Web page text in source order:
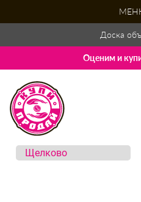
Доска
Оценим и